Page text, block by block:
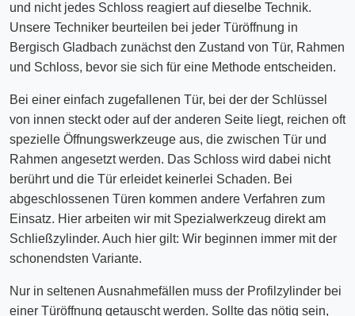
und nicht jedes Schloss reagiert auf dieselbe Technik.
Unsere Techniker beurteilen bei jeder Türöffnung in
Bergisch Gladbach zunächst den Zustand von Tür, Rahmen
und Schloss, bevor sie sich für eine Methode entscheiden.
Bei einer einfach zugefallenen Tür, bei der der Schlüssel
von innen steckt oder auf der anderen Seite liegt, reichen oft
spezielle Öffnungswerkzeuge aus, die zwischen Tür und
Rahmen angesetzt werden. Das Schloss wird dabei nicht
berührt und die Tür erleidet keinerlei Schaden. Bei
abgeschlossenen Türen kommen andere Verfahren zum
Einsatz. Hier arbeiten wir mit Spezialwerkzeug direkt am
Schließzylinder. Auch hier gilt: Wir beginnen immer mit der
schonendsten Variante.
Nur in seltenen Ausnahmefällen muss der Profilzylinder bei
einer Türöffnung getauscht werden. Sollte das nötig sein,